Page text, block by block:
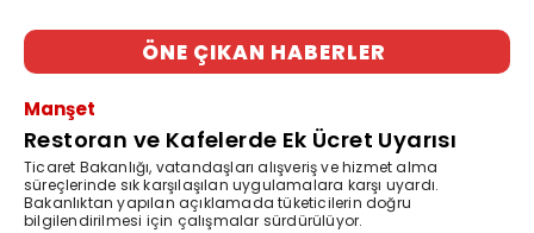
ÖNE ÇIKAN HABERLER
Manşet
Restoran ve Kafelerde Ek Ücret Uyarısı
Ticaret Bakanlığı, vatandaşları alışveriş ve hizmet alma
süreçlerinde sık karşılaşılan uygulamalara karşı uyardı.
Bakanlıktan yapılan açıklamada tüketicilerin doğru
bilgilendirilmesi için çalışmalar sürdürülüyor.